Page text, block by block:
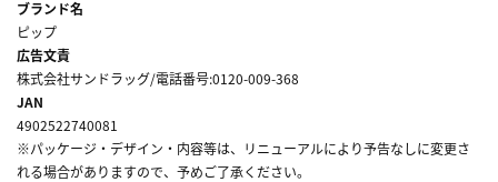
ブランド名
ピップ
広告文責
株式会社サンドラッグ/電話番号:0120-009-368
JAN
4902522740081
※パッケージ・デザイン・内容等は、リニューアルにより予告なしに変更さ
れる場合がありますので、予めご了承ください。